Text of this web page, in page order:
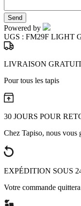
Send
Powered by
UGS : FM29F LIGHT
LIVRAISON
Pour tous les tapis
30 JOURS POUR
Chez Tapiso, nous vous
EXPÉDITION SOUS
Votre commande